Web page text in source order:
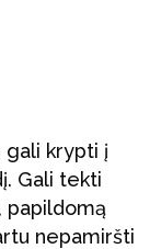
gali krypti į
Gali tekti
papildomą
nepamiršti